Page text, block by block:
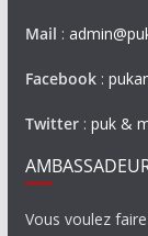
Mail :
Facebook:
Twitter: puk &
Vous voulez